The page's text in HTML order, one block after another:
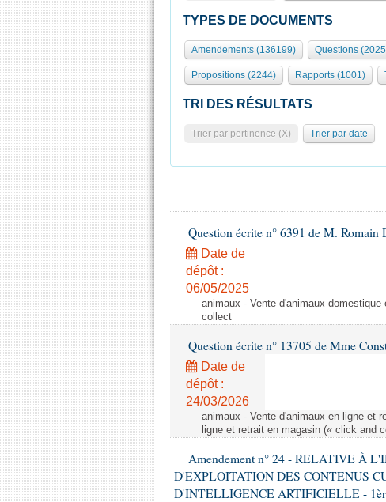
TYPES DE DOCUMENTS
Amendements (136199) Questions
Propositions (2244) Rapports (1001)
TRI DES RÉSULTATS
Trier par pertinence (X) Trier par date
Question écrite n° 6391 de M. Romain
Date de
dépôt :
06/05/2025
animaux - Vente d'animaux
collect
Question écrite n° 13705 de Mme
Date de
dépôt :
24/03/2026
animaux - Vente d'animaux en ligne et
ligne et retrait en magasin (« click and
Amendement n° 24 - RELATIVE À
D'EXPLOITATION DES CONTENUS
D'INTELLIGENCE ARTIFICIELLE -